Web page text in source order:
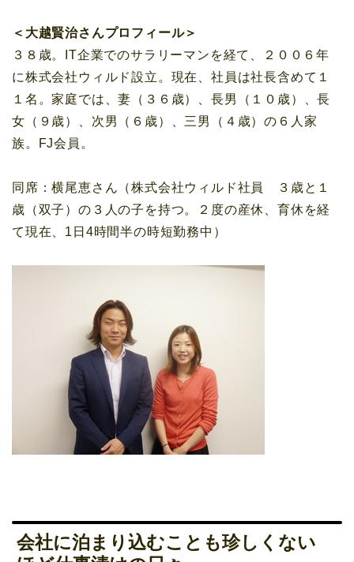
＜大越賢治さんプロフィール＞
３８歳。IT企業でのサラリーマンを経て、２００６年
に株式会社ウィルド設立。現在、社員は社長含めて１
１名。家庭では、妻（３６歳）、長男（１０歳）、長
女（９歳）、次男（６歳）、三男（４歳）の６人家
族。FJ会員。
同席：横尾恵さん（株式会社ウィルド社員 ３歳と１
歳（双子）の３人の子を持つ。２度の産休、育休を経
て現在、1日4時間半の時短勤務中）
会社に泊まり込むことも珍しくない